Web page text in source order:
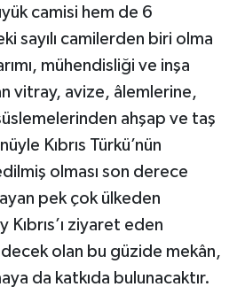
camisi hem de 6
sayılı camilerden biri olma
mühendisliği ve inşa
vitray, avize, âlemlerine,
ahşap ve taş
Kıbrıs Türkü’nün
olması son derece
pek çok ülkeden
ziyaret eden
olan bu güzide mekân,
da katkıda bulunacaktır.